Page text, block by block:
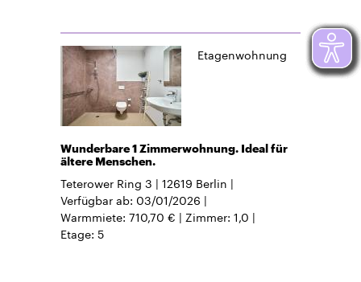
Etagenwohnung
Wunderbare 1 Zimmerwohnung. Ideal für
ältere Menschen.
Teterower Ring 3 12619 Berlin
Verfügbar ab 03/01/2026
Warmmiete 710,70 € Zimmer 1,0
Etage 5